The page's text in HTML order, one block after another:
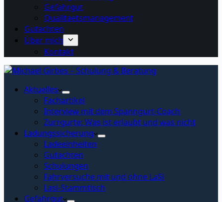
Gefahrgut
Qualitaetsmanagement
Gutachten
Über mich
Kontakt
Aktuelles
Fachartikel
Interview mit dem Spanngurt-Coach
Zurrgurte: Was ist erlaubt und was nicht
Ladungssicherung
Ladeeinheiten
Gutachten
Schulungen
Fahrversuche mit und ohne LaSi
Lasi-Stammtisch
Gefahrgut